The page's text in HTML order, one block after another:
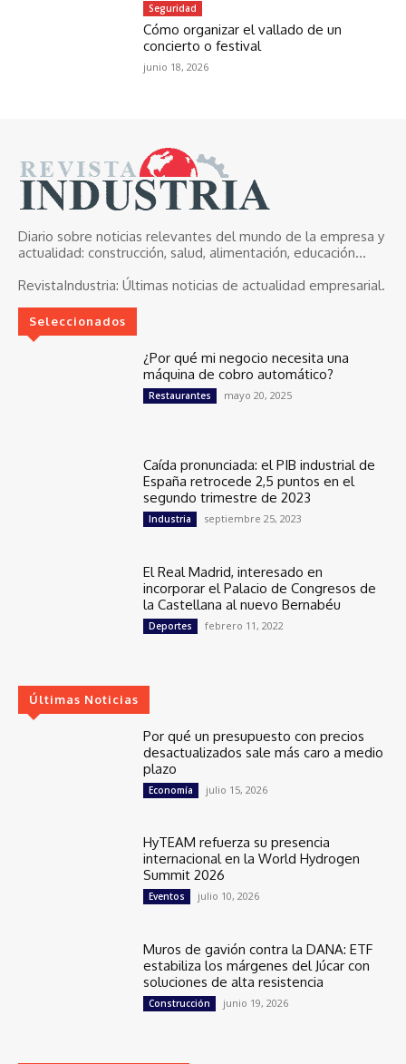
Seguridad
Cómo organizar el vallado de un
concierto o festival
junio 18, 2026
Diario sobre noticias relevantes del mundo de la empresa y
actualidad: construcción, salud, alimentación, educación...
RevistaIndustria: Últimas noticias de actualidad empresarial.
Seleccionados
¿Por qué mi negocio necesita una
máquina de cobro automático?
Restaurantes mayo 20, 2025
Caída pronunciada: el PIB industrial de
España retrocede 2,5 puntos en el
segundo trimestre de 2023
Industria septiembre 25, 2023
El Real Madrid, interesado en
incorporar el Palacio de Congresos de
la Castellana al nuevo Bernabéu
Deportes febrero 11, 2022
Últimas Noticias
Por qué un presupuesto con precios
desactualizados sale más caro a medio
plazo
Economía julio 15, 2026
HyTEAM refuerza su presencia
internacional en la World Hydrogen
Summit 2026
Eventos julio 10, 2026
Muros de gavión contra la DANA: ETF
estabiliza los márgenes del Júcar con
soluciones de alta resistencia
Construcción junio 19, 2026